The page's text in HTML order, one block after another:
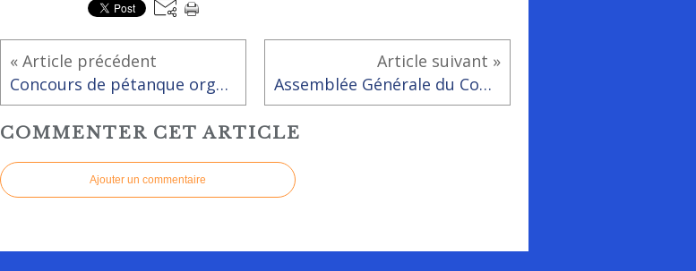
« Article précédent
Concours de pétanque organisé par les Ados'Rai
Article suivant »
Assemblée Générale du Comité des Fêtes de Rai
COMMENTER CET ARTICLE
Ajouter un commentaire